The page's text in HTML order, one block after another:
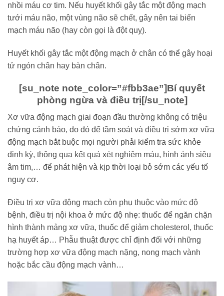
nhồi máu cơ tim. Nếu huyết khối gây tắc một động mạch
tưới máu não, một vùng não sẽ chết, gây nên tai biến
mạch máu não (hay còn gọi là đột quỵ).
Huyết khối gây tắc một động mạch ở chân có thể gây hoại
tử ngón chân hay bàn chân.
[su_note note_color=”#fbb3ae”]Bí quyết
phòng ngừa và điều trị[/su_note]
Xơ vữa động mạch giai đoạn đầu thường không có triệu
chứng cảnh báo, do đó để tầm soát và điều trị sớm xơ vữa
động mạch bắt buộc mọi người phải kiểm tra sức khỏe
định kỳ, thông qua kết quả xét nghiệm máu, hình ảnh siêu
âm tim,… để phát hiện và kịp thời loại bỏ sớm các yếu tố
nguy cơ.
Điều trị xơ vữa động mạch còn phụ thuộc vào mức độ
bệnh, điều trị nội khoa ở mức độ nhẹ: thuốc để ngăn chặn
hình thành mảng xơ vữa, thuốc để giảm cholesterol, thuốc
hạ huyết áp… Phẫu thuật được chỉ định đối với những
trường hợp xơ vữa động mạch nặng, nong mạch vành
hoặc bắc cầu động mạch vành…